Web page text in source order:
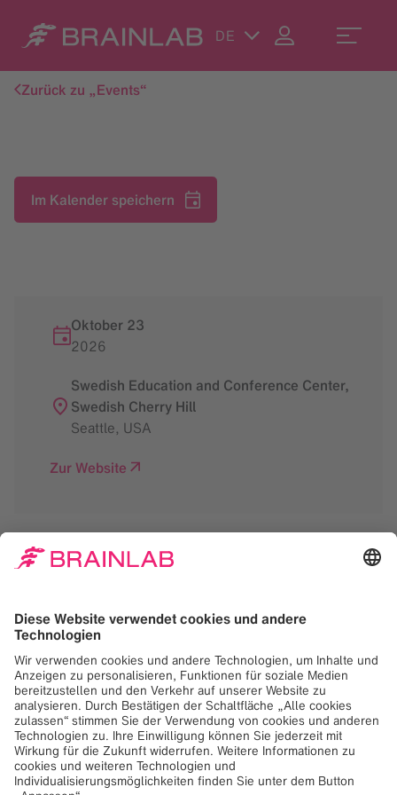
DE
Zurück zu „Events“
Im Kalender speichern
Oktober 23
2026
Swedish Education and Conference Center,
Swedish Cherry Hill
Seattle, USA
Zur Website
Maps-Dienstes
benötigen wir Ihr
Einverständnis!
Wir verwenden Google Maps, um Inhalte
einzubetten, die möglicherweise Daten über
Ihre Aktivitäten sammeln. Bitte lesen Sie die
Details und akzeptieren Sie den Dienst, um
diesen Inhalt anzuzeigen.